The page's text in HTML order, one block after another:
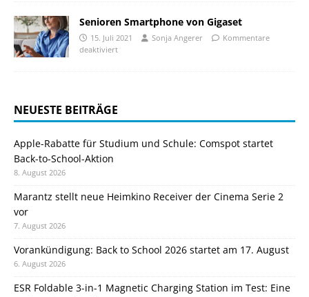
Senioren Smartphone von Gigaset
15. Juli 2021 Sonja Angerer
Kommentare
deaktiviert
NEUESTE BEITRÄGE
Apple-Rabatte für Studium und Schule: Comspot startet
Back-to-School-Aktion
8. August 2026
Marantz stellt neue Heimkino Receiver der Cinema Serie 2
vor
7. August 2026
Vorankündigung: Back to School 2026 startet am 17. August
6. August 2026
ESR Foldable 3-in-1 Magnetic Charging Station im Test: Eine